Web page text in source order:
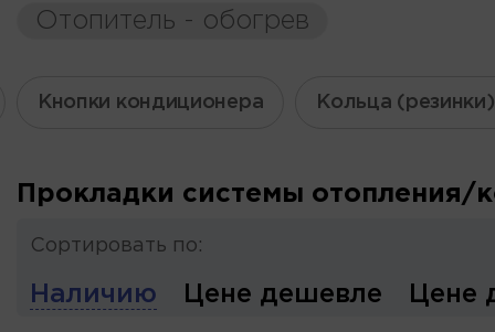
Отопитель - обогрев
Кнопки кондиционера Кольца
Прокладки системы отопления/
Сортировать по:
Наличию Цене дешевле Цене